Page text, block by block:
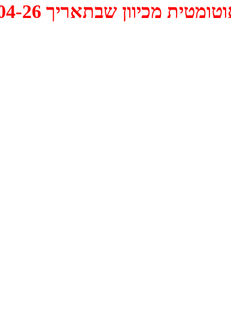
04-26 התקיים דיון האם למחוק אותו.